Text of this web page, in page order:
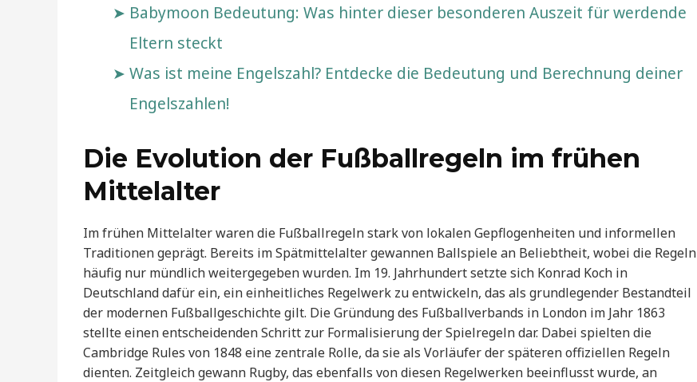
Babymoon Bedeutung: Was hinter dieser besonderen Auszeit für werdende
Eltern steckt
Was ist meine Engelszahl? Entdecke die Bedeutung und Berechnung deiner
Engelszahlen!
Die Evolution der Fußballregeln im frühen
Mittelalter
Im frühen Mittelalter waren die Fußballregeln stark von lokalen Gepflogenheiten und informellen
Traditionen geprägt. Bereits im Spätmittelalter gewannen Ballspiele an Beliebtheit, wobei die Regeln
häufig nur mündlich weitergegeben wurden. Im 19. Jahrhundert setzte sich Konrad Koch in
Deutschland dafür ein, ein einheitliches Regelwerk zu entwickeln, das als grundlegender Bestandteil
der modernen Fußballgeschichte gilt. Die Gründung des Fußballverbands in London im Jahr 1863
stellte einen entscheidenden Schritt zur Formalisierung der Spielregeln dar. Dabei spielten die
Cambridge Rules von 1848 eine zentrale Rolle, da sie als Vorläufer der späteren offiziellen Regeln
dienten. Zeitgleich gewann Rugby, das ebenfalls von diesen Regelwerken beeinflusst wurde, an